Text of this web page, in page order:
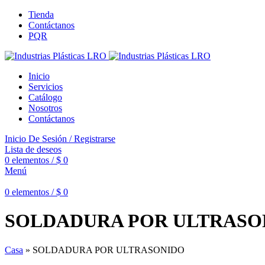
Tienda
Contáctanos
PQR
Inicio
Servicios
Catálogo
Nosotros
Contáctanos
Inicio De Sesión / Registrarse
Lista de deseos
0 elementos / $ 0
Menú
0 elementos / $ 0
SOLDADURA POR
Casa » SOLDADURA POR ULTRASONIDO